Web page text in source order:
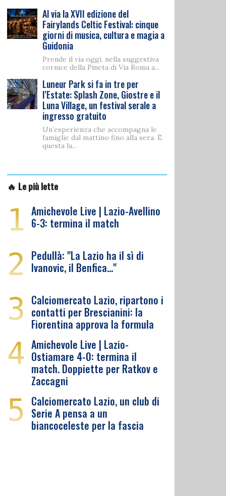
Al via la XVII edizione del
Fairylands Celtic Festival: cinque
giorni di musica, cultura e magia a
Guidonia
Prende il via oggi, nella suggestiva
cornice della Pineta di Via Roma a...
Luneur Park si fa in tre per
l’Estate: Splash Zone, Giostre e il
Luna Village, un festival serale a
ingresso gratuito
Un’esperienza che accompagna le
famiglie dal mattino fino alla sera. È
questa la...
🔥 Le più lette
1 Amichevole Live | Lazio-Avellino
6-3: termina il match
2 Pedullà: "La Lazio ha il sì di
Ivanovic, il Benfica…"
3 Calciomercato Lazio, ripartono i
contatti per Brescianini: la
Fiorentina approva la formula
4 Amichevole Live | Lazio-
Ostiamare 4-0: termina il
match. Doppiette per Ratkov e
Zaccagni
5 Calciomercato Lazio, un club di
Serie A pensa a un
biancoceleste per la fascia